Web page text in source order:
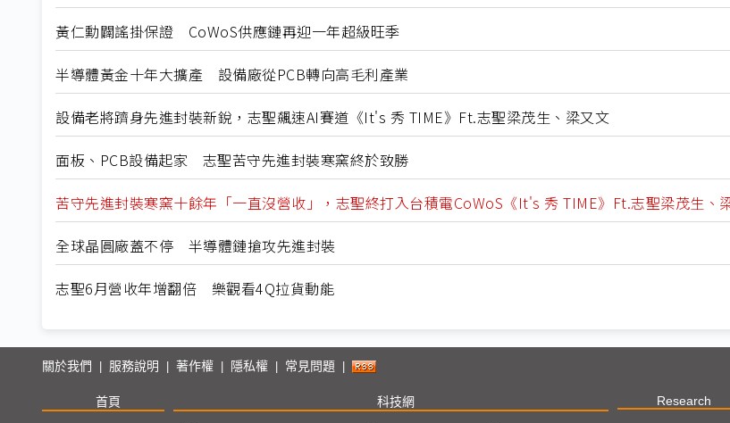
黃仁勳闢謠掛保證 CoWoS供應鏈再迎一年超級旺季
半導體黃金十年大擴產 設備廠從PCB轉向高毛利產業
設備老將躋身先進封裝新銳，志聖飆速AI賽道《It's 秀 TIME》Ft.志聖梁茂生、梁又文
面板、PCB設備起家 志聖苦守先進封裝寒窯終於致勝
苦守先進封裝寒窯十餘年「一直沒營收」，志聖終打入台積電CoWoS《It's 秀 TIME》Ft.志聖梁茂生、
全球晶圓廠蓋不停 半導體鏈搶攻先進封裝
志聖6月營收年增翻倍 樂觀看4Q拉貨動能
關於我們 服務說明 著作權 隱私權 常見問題
首頁 科技網 Research